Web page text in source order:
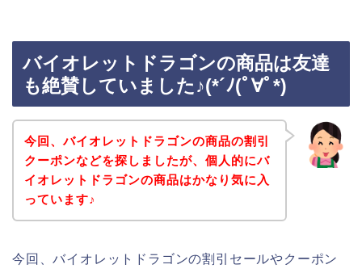
バイオレットドラゴンの商品は友達
も絶賛していました♪(*´ﾉ(ﾟ∀ﾟ*)
今回、バイオレットドラゴンの商品の割引
クーポンなどを探しましたが、個人的にバ
イオレットドラゴンの商品はかなり気に入
っています♪
今回、バイオレットドラゴンの割引セールやクーポン